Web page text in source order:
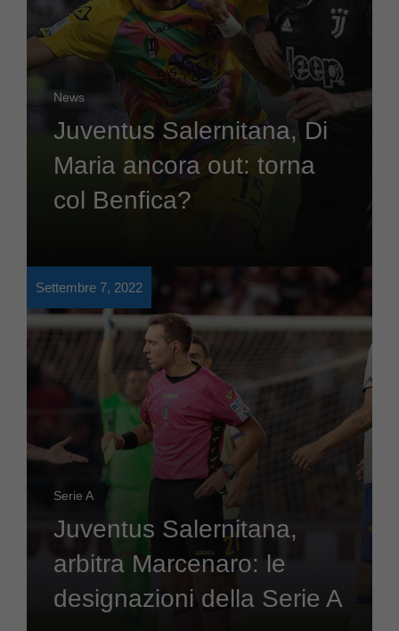
News
Juventus Salernitana, Di
Maria ancora out: torna
col Benfica?
Settembre 7, 2022
Serie A
Juventus Salernitana,
arbitra Marcenaro: le
designazioni della Serie A